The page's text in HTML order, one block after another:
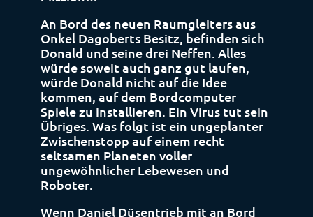
An Bord des neuen Raumgleiters aus
Onkel Dagoberts Besitz, befinden sich
Donald und seine drei Neffen. Alles
würde soweit auch ganz gut laufen,
würde Donald nicht auf die Idee
kommen, auf dem Bordcomputer
Spiele zu installieren. Ein Virus tut sein
Übriges. Was folgt ist ein ungeplanter
Zwischenstopp auf einem recht
seltsamen Planeten voller
ungewöhnlicher Lebewesen und
Roboter.
Wenn Daniel Düsentrieb mit an Bord